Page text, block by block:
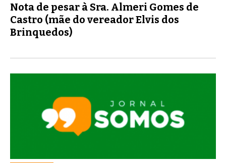
Nota de pesar à Sra. Almeri Gomes de
Castro (mãe do vereador Elvis dos
Brinquedos)